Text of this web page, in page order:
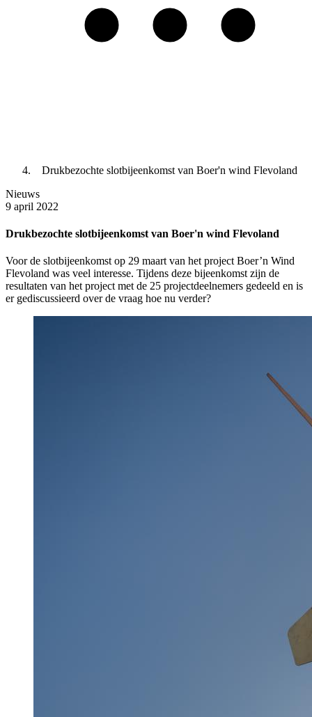
Drukbezochte slotbijeenkomst van Boer'n wind Flevoland
Nieuws
9 april 2022
Drukbezochte slotbijeenkomst van Boer'n wind Flevoland
Voor de slotbijeenkomst op 29 maart van het project Boer’n Wind
Flevoland was veel interesse. Tijdens deze bijeenkomst zijn de
resultaten van het project met de 25 projectdeelnemers gedeeld en is
er gediscussieerd over de vraag hoe nu verder?